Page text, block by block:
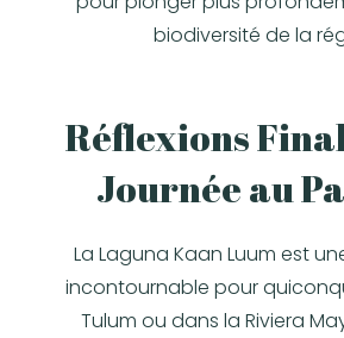
biodiversité de la
Réflexions
Journée au
La Laguna Kaan Luum est
incontournable pour
Tulum ou dans la Riviera